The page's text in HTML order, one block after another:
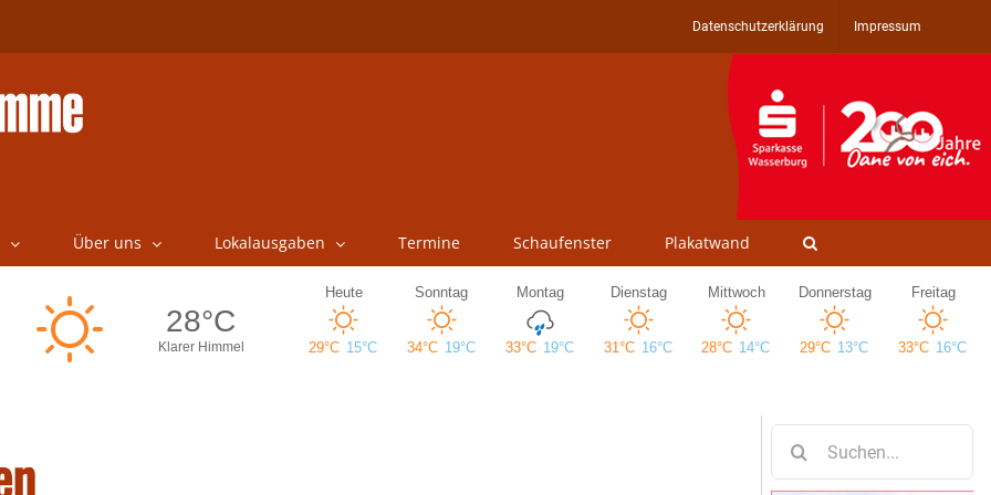
Datenschutzerklärung Impressum
Über uns Lokalausgaben Termine Schaufenster Plakatwand
nach: